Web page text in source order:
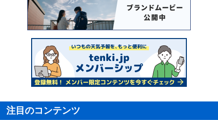
注目のコンテンツ